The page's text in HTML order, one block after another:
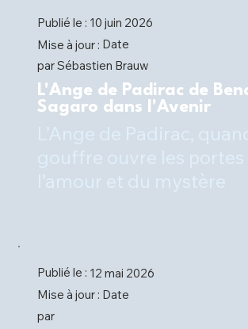
Publié le : 10 juin 2026
Mise à jour : Date
parSébastien Brauw
L'Ange de Padirac de
Sagaro dans l'Avenir
Publié le : 12 mai 2026
Mise à jour : Date
par